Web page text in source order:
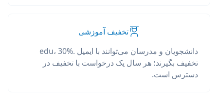
تخفیف آموزشی
دانشجویان و مدرسان می‌توانند با ایمیل .edu، 30%
تخفیف بگیرند؛ هر سال یک درخواست با تخفیف در
دسترس است.